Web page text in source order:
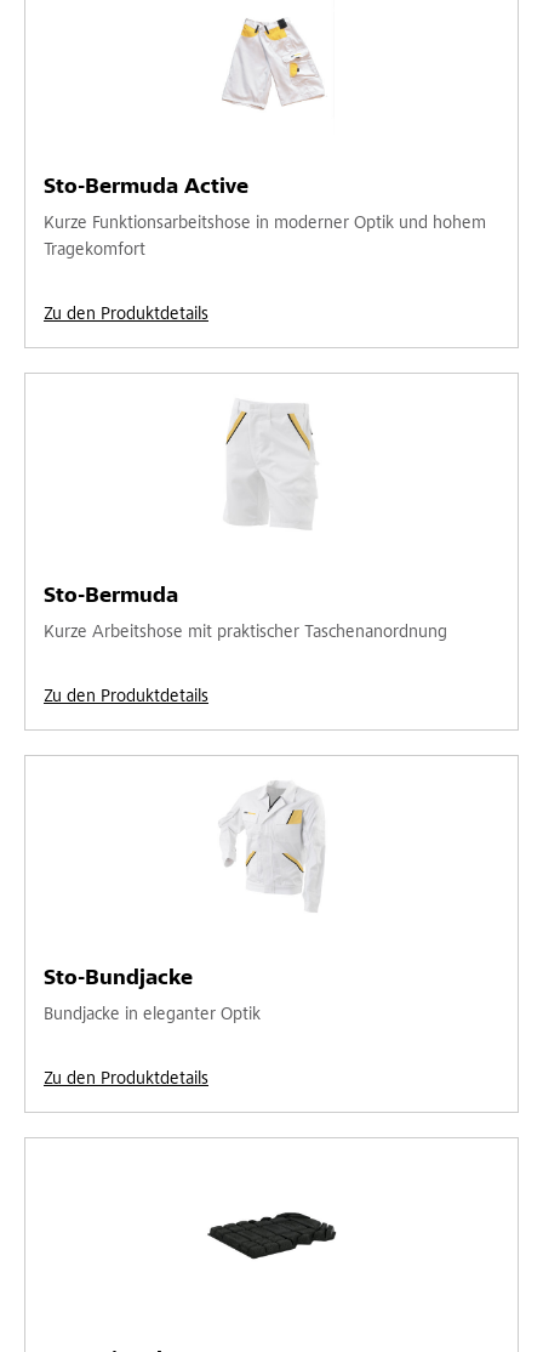
Sto-Bermuda Active
Kurze Funktionsarbeitshose in moderner Optik und hohem
Tragekomfort
Zu den Produktdetails
Sto-Bermuda
Kurze Arbeitshose mit praktischer Taschenanordnung
Zu den Produktdetails
Sto-Bundjacke
Bundjacke in eleganter Optik
Zu den Produktdetails